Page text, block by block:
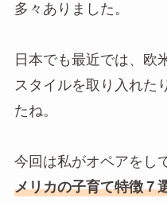
多々ありました。
日本でも最近では、欧
スタイルを取り入れた
たね。
今回は私がオペアをし
メリカの子育て特徴７